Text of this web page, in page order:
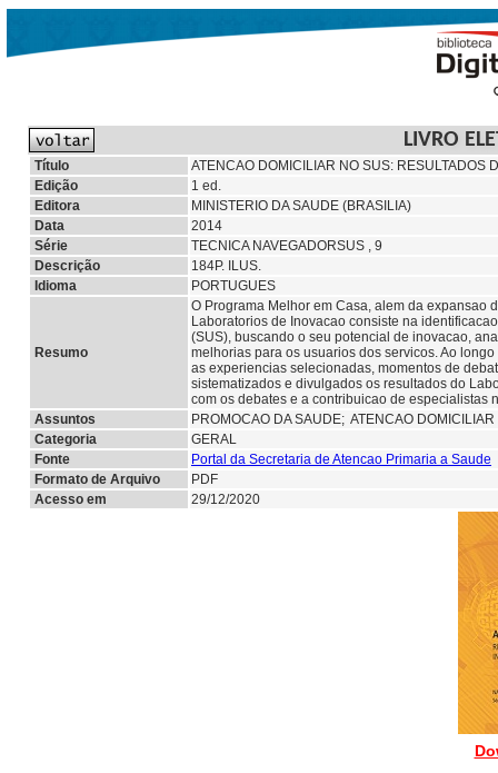
LIVRO
Título
ATENCAO DOMICILIAR NO SUS: RESULTADOS
Edição
1 ed.
Editora
MINISTERIO DA SAUDE (BRASILIA)
Data
2014
Série
TECNICA NAVEGADORSUS , 9
Descrição
184P. ILUS.
Idioma
PORTUGUES
Resumo
O Programa Melhor em Casa, alem da expansao
Laboratorios de Inovacao consiste na
(SUS), buscando o seu potencial de inovacao,
melhorias para os usuarios dos servicos. Ao
as experiencias selecionadas, momentos de
sistematizados e divulgados os resultados do
com os debates e a contribuicao de especialistas
Assuntos
PROMOCAO DA SAUDE; ATENCAO DOMICILIAR
Categoria
GERAL
Fonte
Portal da Secretaria de Atencao Primaria a Saude
Formato de Arquivo
PDF
Acesso em
29/12/2020